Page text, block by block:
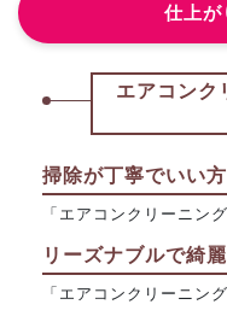
仕上が
エアコンク
掃除が丁寧でいい
「エアコンクリーニン
リーズナブルで綺
「エアコンクリーニン